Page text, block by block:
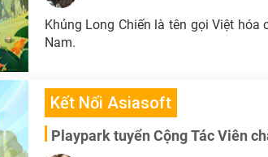
Khủng Long Chiến là tên gọi Việt
Nam.
Kết Nối Asiasoft
Playpark tuyển Cộng Tác Viên